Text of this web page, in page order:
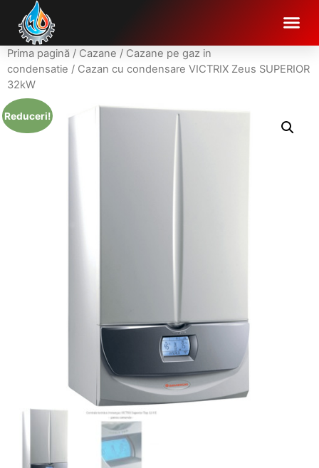
Prima pagină / Cazane / Cazane pe gaz in
condensatie / Cazan cu condensare VICTRIX Zeus SUPERIOR
32kW
Reduceri!